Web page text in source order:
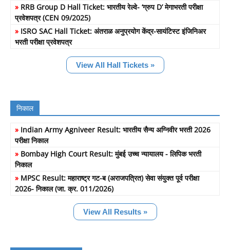
» RRB Group D Hall Ticket: भारतीय रेल्वे- ‘ग्रुप D’ मेगाभरती परीक्षा
प्रवेशपत्र (CEN 09/2025)
» ISRO SAC Hall Ticket: अंतराळ अनुप्रयोग केंद्र-सायंटिस्ट इंजिनिअर
भरती परीक्षा प्रवेशपत्र
View All Hall Tickets »
निकाल
» Indian Army Agniveer Result: भारतीय सैन्य अग्निवीर भरती 2026
परीक्षा निकाल
» Bombay High Court Result: मुंबई उच्च न्यायालय - लिपिक भरती
निकाल
» MPSC Result: महाराष्ट्र गट-ब (अराजपत्रित) सेवा संयुक्त पूर्व परीक्षा
2026- निकाल (जा. क्र. 011/2026)
View All Results »